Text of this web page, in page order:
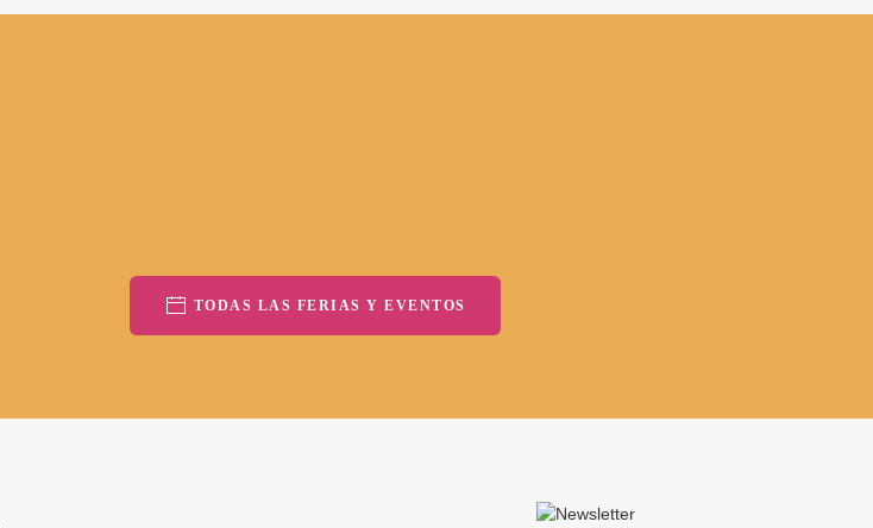
TODAS LAS FERIAS Y EVENTOS